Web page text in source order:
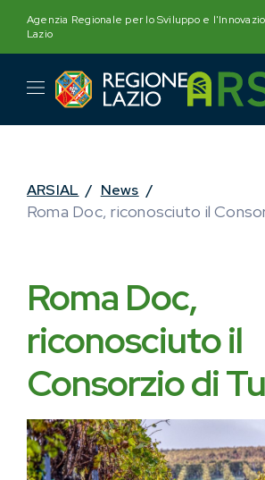
content
Agenzia Regionale per lo Sviluppo e
Lazio
ARSIAL / News /
Roma Doc, riconosciuto il
Roma Doc,
riconosciuto il
Consorzio di